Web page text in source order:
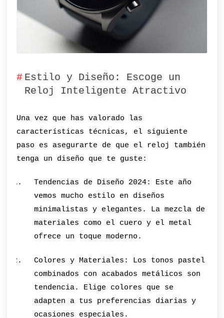
Estilo y Diseño: Escoge un
Reloj Inteligente Atractivo
Una vez que has valorado las
características técnicas, el siguiente
paso es asegurarte de que el reloj también
tenga un diseño que te guste:
Tendencias de Diseño 2024: Este año
vemos mucho estilo en diseños
minimalistas y elegantes. La mezcla de
materiales como el cuero y el metal
ofrece un toque moderno.
Colores y Materiales: Los tonos pastel
combinados con acabados metálicos son
tendencia. Elige colores que se
adapten a tus preferencias diarias y
ocasiones especiales.